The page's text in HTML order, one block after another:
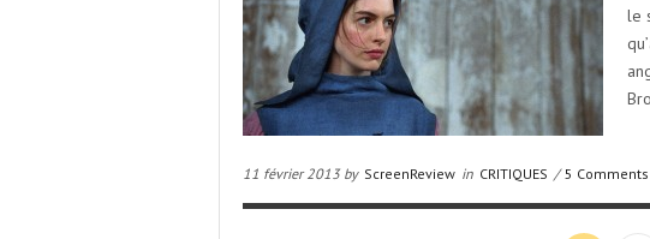
le
11 février 2013 by ScreenReview in CRITIQUES /5 Comments